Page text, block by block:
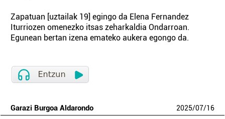
Zapatuan [uztailak 19] egingo da Elena Fernandez
Iturriozen omenezko itsas zeharkaldia Ondarroan.
Egunean bertan izena emateko aukera egongo da.
Garazi Burgoa Aldarondo 2025/07/16